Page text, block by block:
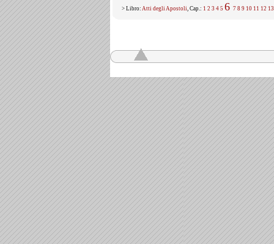
> Libro: Atti degli Apostoli, Cap.: 1 2 3 4 5 6 7 8 9 10 11 12 13